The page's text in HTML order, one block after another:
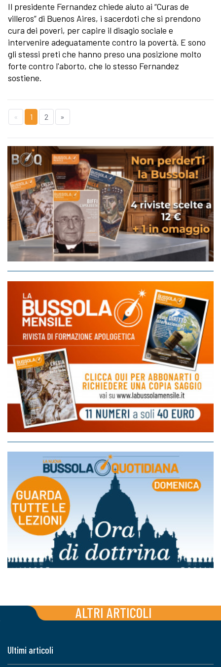
Il presidente Fernandez chiede aiuto ai “Curas de
villeros” di Buenos Aires, i sacerdoti che si prendono
cura dei poveri, per capire il disagio sociale e
intervenire adeguatamente contro la povertà. E sono
gli stessi preti che hanno preso una posizione molto
forte contro l'aborto, che lo stesso Fernandez
sostiene.
« 1 2 »
ALTRI ARTICOLI
Ultimi articoli